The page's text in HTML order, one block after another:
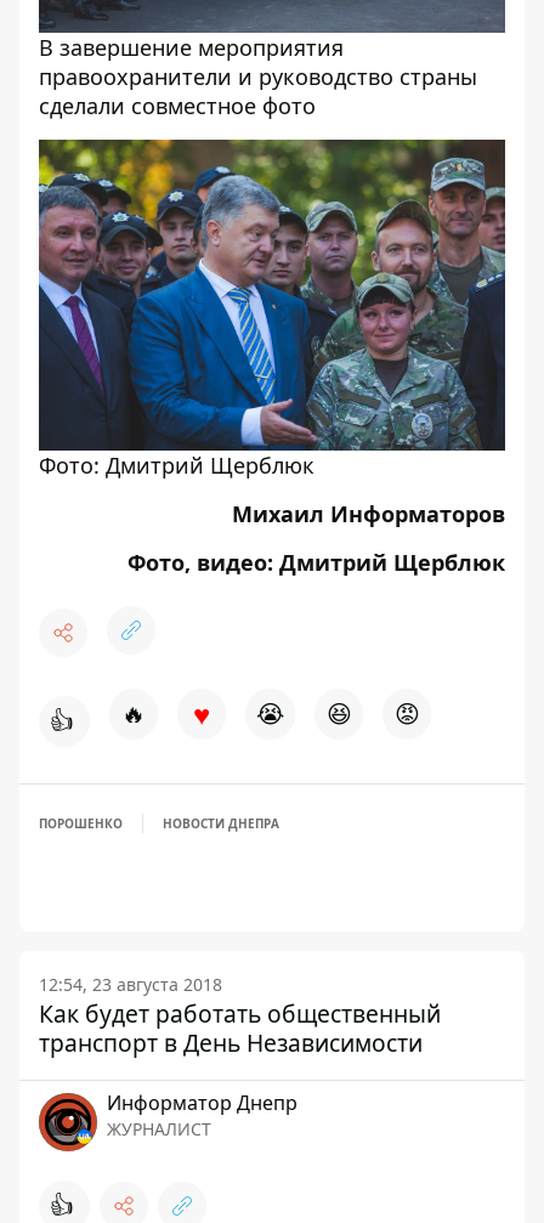
В завершение мероприятия
правоохранители и руководство страны
сделали совместное фото
Фото: Дмитрий Щерблюк
Михаил Информаторов
Фото, видео: Дмитрий Щерблюк
👍 🔥 ♥ 😭 😆 😡
ПОРОШЕНКО НОВОСТИ ДНЕПРА
12:54, 23 августа 2018
Как будет работать общественный
транспорт в День Независимости
Информатор Днепр
ЖУРНАЛИСТ
👍